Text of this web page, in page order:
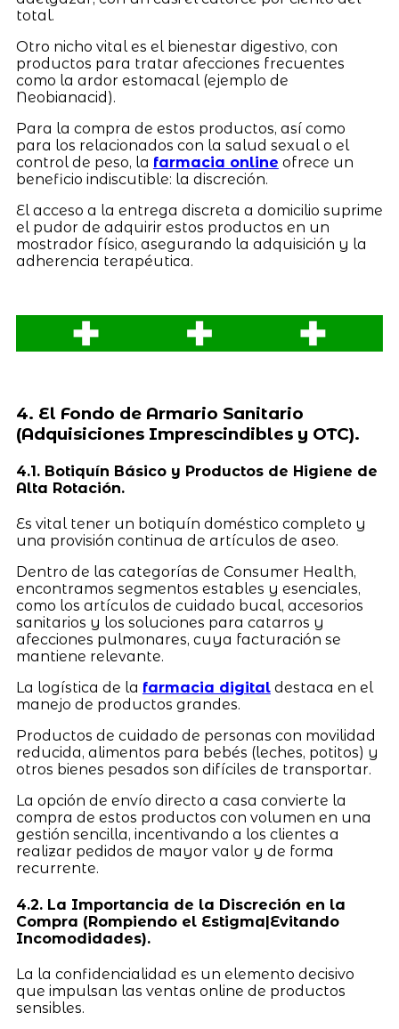
total.
Otro nicho vital es el bienestar digestivo, con
productos para tratar afecciones frecuentes
como la ardor estomacal (ejemplo de
Neobianacid).
Para la compra de estos productos, así como
para los relacionados con la salud sexual o el
control de peso, la farmacia online ofrece un
beneficio indiscutible: la discreción.
El acceso a la entrega discreta a domicilio suprime
el pudor de adquirir estos productos en un
mostrador físico, asegurando la adquisición y la
adherencia terapéutica.
4. El Fondo de Armario Sanitario
(Adquisiciones Imprescindibles y OTC).
4.1. Botiquín Básico y Productos de Higiene de
Alta Rotación.
Es vital tener un botiquín doméstico completo y
una provisión continua de artículos de aseo.
Dentro de las categorías de Consumer Health,
encontramos segmentos estables y esenciales,
como los artículos de cuidado bucal, accesorios
sanitarios y los soluciones para catarros y
afecciones pulmonares, cuya facturación se
mantiene relevante.
La logística de la farmacia digitaldestaca en el
manejo de productos grandes.
Productos de cuidado de personas con movilidad
reducida, alimentos para bebés (leches, potitos) y
otros bienes pesados son difíciles de transportar.
La opción de envío directo a casa convierte la
compra de estos productos con volumen en una
gestión sencilla, incentivando a los clientes a
realizar pedidos de mayor valor y de forma
recurrente.
4.2. La Importancia de la Discreción en la
Compra (Rompiendo el Estigma|Evitando
Incomodidades).
La la confidencialidad es un elemento decisivo
que impulsan las ventas online de productos
sensibles.